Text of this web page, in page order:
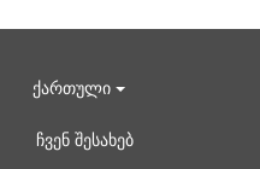
ქართული
ჩვენ შესახებ